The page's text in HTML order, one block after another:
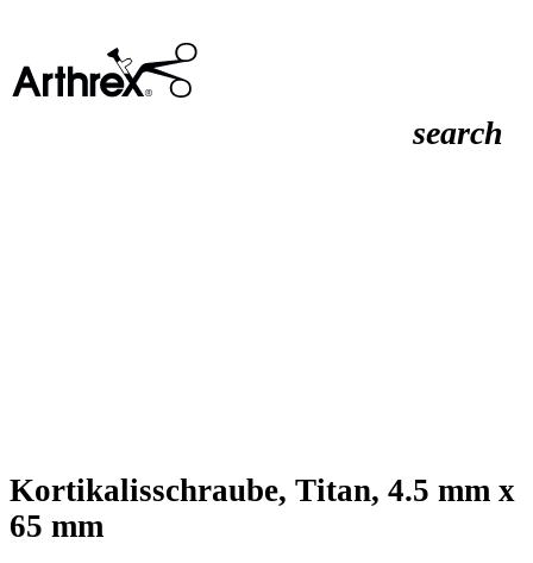
search
Kortikalisschraube, Titan, 4.5 mm x
65 mm